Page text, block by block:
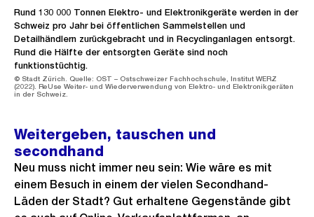
Rund 130 000 Tonnen Elektro- und Elektronikgeräte werden in der
Schweiz pro Jahr bei öffentlichen Sammelstellen und
Detailhändlern zurückgebracht und in Recyclinganlagen entsorgt.
Rund die Hälfte der entsorgten Geräte sind noch
funktionstüchtig.
© Stadt Zürich. Quelle: OST – Ostschweizer Fachhochschule, Institut WERZ
(2022). ReUse Weiter- und Wiederverwendung von Elektro- und Elektronikgeräten
in der Schweiz.
Weitergeben, tauschen und
secondhand
Neu muss nicht immer neu sein: Wie wäre es mit
einem Besuch in einem der vielen Secondhand-
Läden der Stadt? Gut erhaltene Gegenstände gibt